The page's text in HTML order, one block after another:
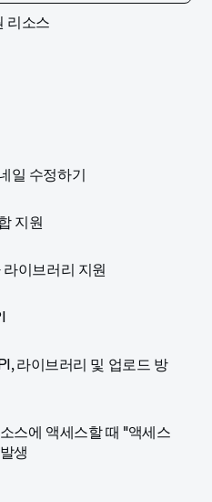
리소스
일 수정하기
지원
이브러리 지원
라이브러리 및 업로드 방
스에 액세스할 때 "액세스
생